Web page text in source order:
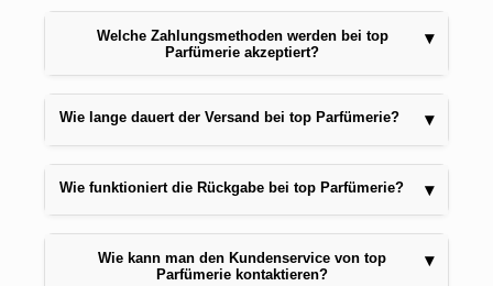
Welche Zahlungsmethoden werden bei top
Parfümerie akzeptiert?
▾
Wie lange dauert der Versand bei top Parfümerie? ▾
Wie funktioniert die Rückgabe bei top Parfümerie? ▾
Wie kann man den Kundenservice von top
Parfümerie kontaktieren?
▾